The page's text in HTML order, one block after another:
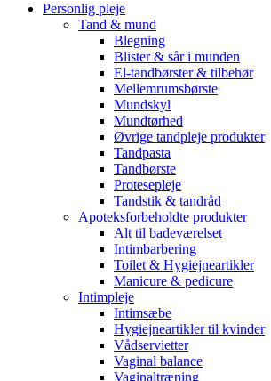
Personlig pleje
Tand & mund
Blegning
Blister & sår i munden
El-tandbørster & tilbehør
Mellemrumsbørste
Mundskyl
Mundtørhed
Øvrige tandpleje produkter
Tandpasta
Tandbørste
Protesepleje
Tandstik & tandråd
Apoteksforbeholdte produkter
Alt til badeværelset
Intimbarbering
Toilet & Hygiejneartikler
Manicure & pedicure
Intimpleje
Intimsæbe
Hygiejneartikler til kvinder
Vådservietter
Vaginal balance
Vaginaltræning